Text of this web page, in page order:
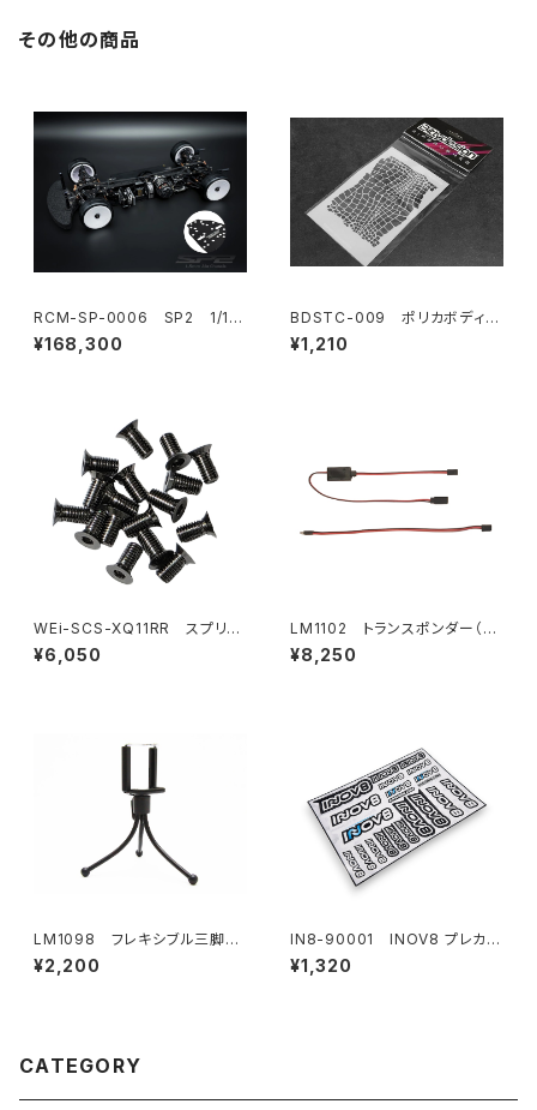
その他の商品
RCM-SP-0006 SP2 1/10
電動オンロードツーリングカ
ー 1.5mmアルミシャーシ仕様
¥168,300
BDSTC-009 ポリカボディ塗
装用ステンシル 【Snake】
¥1,210
WEi-SCS-XQ11RR スプリン
グスチールシャーシ用ビスセット
XQ11RR用
¥6,050
LM1102 トランスポンダー（ス
ポーツ/プロトタイプカー）
¥8,250
LM1098 フレキシブル三脚
（ホルダー付き）
¥2,200
IN8-90001 INOV8 プレカッ
トデカールシート
¥1,320
CATEGORY